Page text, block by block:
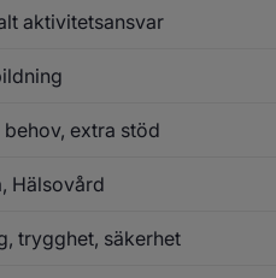
aktivitetsansvar
extra stöd
Hälsovård
trygghet, säkerhet